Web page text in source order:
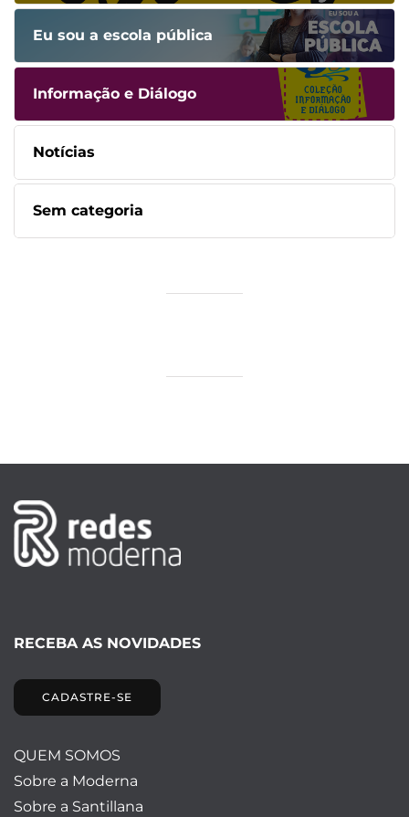
Eu sou a escola pública
Informação e Diálogo
Notícias
Sem categoria
RECEBA AS NOVIDADES
CADASTRE-SE
QUEM SOMOS
Sobre a Moderna
Sobre a Santillana